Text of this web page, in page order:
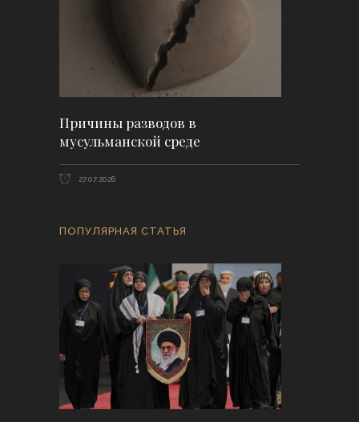
Причины разводов в
мусульманской среде
27.07.2026
ПОПУЛЯРНАЯ СТАТЬЯ